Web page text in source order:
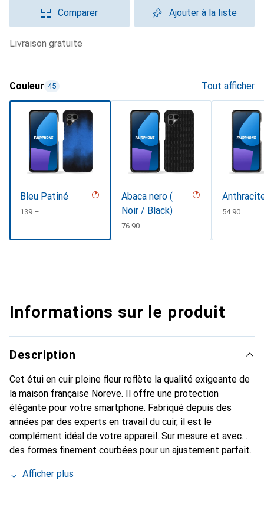
Comparer Ajouter à la liste
livraison gratuite
Couleur 45 Tout afficher
Bleu Patiné
CHF
139.–
Abaca nero (
Noir / Black)
CHF
76.90
CHF
54.90
Informations sur le produit
Description
Cet étui en cuir pleine fleur reflète la qualité exigeante de
la maison française Noreve. Il offre une protection
élégante pour votre smartphone. Fabriqué depuis des
années par des experts en travail du cuir, il est le
complément idéal de votre appareil. Sur mesure et avec
des formes finement courbées pour un ajustement parfait.
smartphone. La marque Noreve est reconnue
constitue toujours un bon choix pour le client exigeant.
Afficher plus